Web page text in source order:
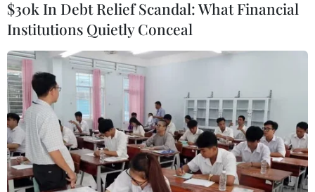
$30k In Debt Relief Scandal: What Financial
Institutions Quietly Conceal